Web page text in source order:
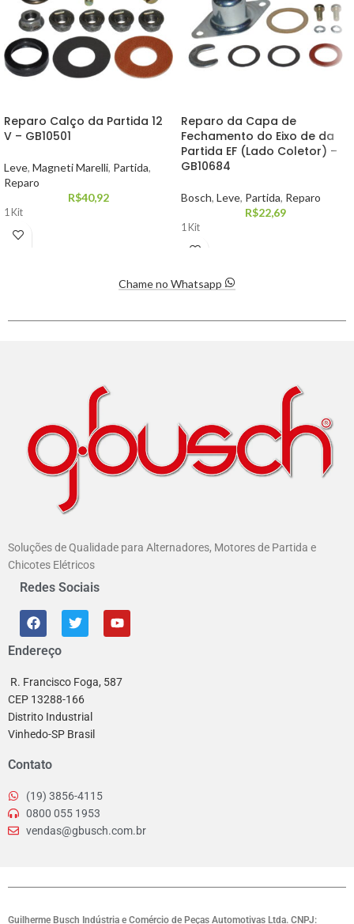
Reparo Calço da Partida 12
V – GB10501
Leve, Magneti Marelli, Partida,
Reparo
R$40,92
1 Kit
Reparo da Capa de
Fechamento do Eixo de da
Partida EF (Lado Coletor) –
GB10684
Bosch, Leve, Partida, Reparo
R$22,69
1 Kit
Chame no Whatsapp
Soluções de Qualidade para Alternadores, Motores de Partida e
Chicotes Elétricos
Redes Sociais
Endereço
R. Francisco Foga, 587
CEP 13288-166
Distrito Industrial
Vinhedo-SP Brasil
Contato
(19) 3856-4115
0800 055 1953
vendas@gbusch.com.br
Guilherme Busch Indústria e Comércio de Peças Automotivas Ltda. CNPJ: